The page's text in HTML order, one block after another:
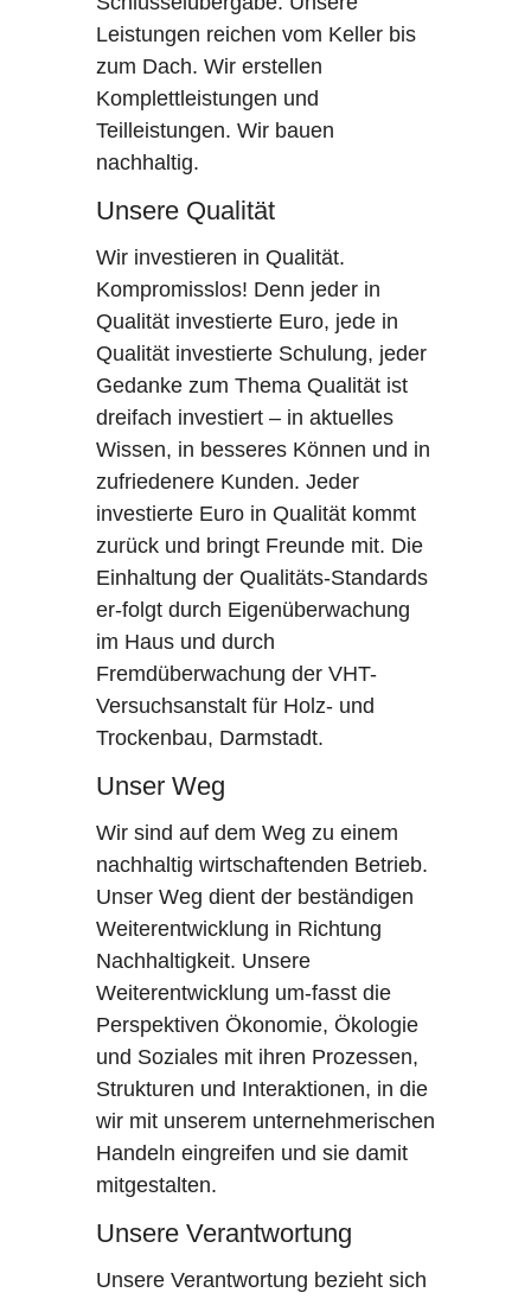
Leistungen reichen vom Keller bis
zum Dach. Wir erstellen
Komplettleistungen und
Teilleistungen. Wir bauen
nachhaltig.
Unsere Qualität
Wir investieren in Qualität.
Kompromisslos! Denn jeder in
Qualität investierte Euro, jede in
Qualität investierte Schulung, jeder
Gedanke zum Thema Qualität ist
dreifach investiert – in aktuelles
Wissen, in besseres Können und in
zufriedenere Kunden. Jeder
investierte Euro in Qualität kommt
zurück und bringt Freunde mit. Die
Einhaltung der Qualitäts-Standards
er-folgt durch Eigenüberwachung
im Haus und durch
Fremdüberwachung der VHT-
Versuchsanstalt für Holz- und
Trockenbau, Darmstadt.
Unser Weg
Wir sind auf dem Weg zu einem
nachhaltig wirtschaftenden Betrieb.
Unser Weg dient der beständigen
Weiterentwicklung in Richtung
Nachhaltigkeit. Unsere
Weiterentwicklung um-fasst die
Perspektiven Ökonomie, Ökologie
und Soziales mit ihren Prozessen,
Strukturen und Interaktionen, in die
wir mit unserem unternehmerischen
Handeln eingreifen und sie damit
mitgestalten.
Unsere Verantwortung
Unsere Verantwortung bezieht sich